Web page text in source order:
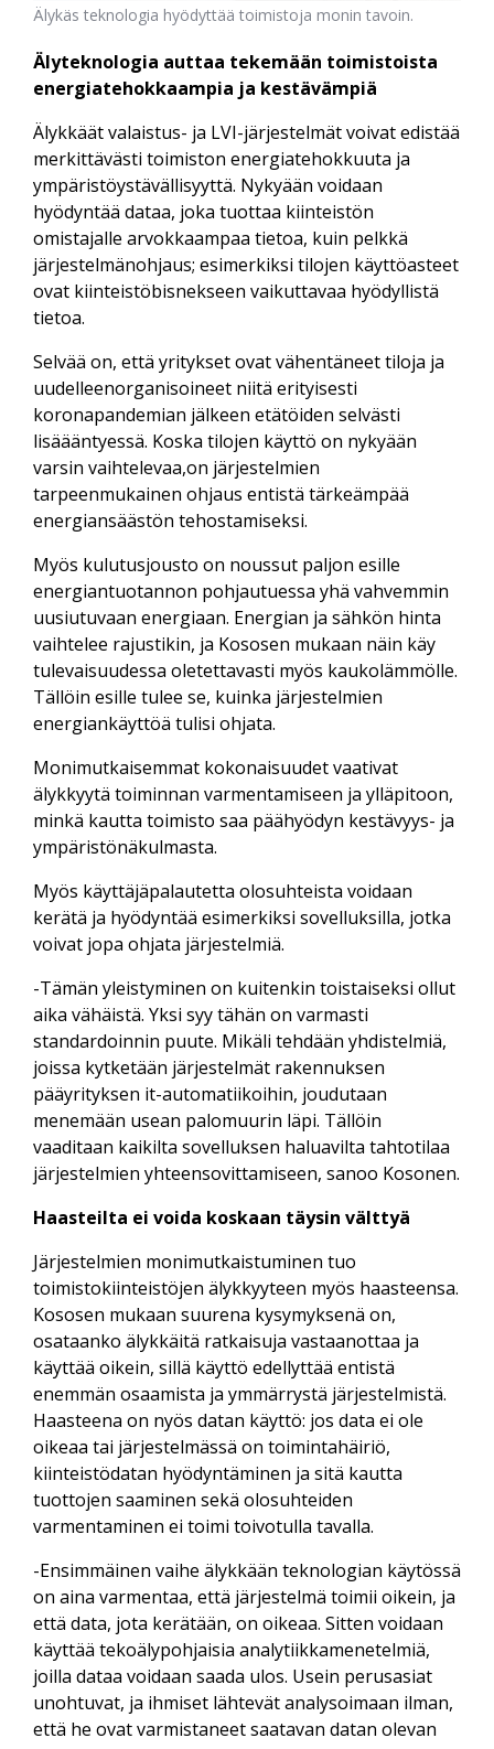
Älykäs teknologia hyödyttää toimistoja monin tavoin.
Älyteknologia auttaa tekemään toimistoista
energiatehokkaampia ja kestävämpiä
Älykkäät valaistus- ja LVI-järjestelmät voivat edistää
merkittävästi toimiston energiatehokkuuta ja
ympäristöystävällisyyttä. Nykyään voidaan
hyödyntää dataa, joka tuottaa kiinteistön
omistajalle arvokkaampaa tietoa, kuin pelkkä
järjestelmänohjaus; esimerkiksi tilojen käyttöasteet
ovat kiinteistöbisnekseen vaikuttavaa hyödyllistä
tietoa.
Selvää on, että yritykset ovat vähentäneet tiloja ja
uudelleenorganisoineet niitä erityisesti
koronapandemian jälkeen etätöiden selvästi
lisäääntyessä. Koska tilojen käyttö on nykyään
varsin vaihtelevaa,on järjestelmien
tarpeenmukainen ohjaus entistä tärkeämpää
energiansäästön tehostamiseksi.
Myös kulutusjousto on noussut paljon esille
energiantuotannon pohjautuessa yhä vahvemmin
uusiutuvaan energiaan. Energian ja sähkön hinta
vaihtelee rajustikin, ja Kososen mukaan näin käy
tulevaisuudessa oletettavasti myös kaukolämmölle.
Tällöin esille tulee se, kuinka järjestelmien
energiankäyttöä tulisi ohjata.
Monimutkaisemmat kokonaisuudet vaativat
älykkyytä toiminnan varmentamiseen ja ylläpitoon,
minkä kautta toimisto saa päähyödyn kestävyys- ja
ympäristönäkulmasta.
Myös käyttäjäpalautetta olosuhteista voidaan
kerätä ja hyödyntää esimerkiksi sovelluksilla, jotka
voivat jopa ohjata järjestelmiä.
-Tämän yleistyminen on kuitenkin toistaiseksi ollut
aika vähäistä. Yksi syy tähän on varmasti
standardoinnin puute. Mikäli tehdään yhdistelmiä,
joissa kytketään järjestelmät rakennuksen
pääyrityksen it-automatiikoihin, joudutaan
menemään usean palomuurin läpi. Tällöin
vaaditaan kaikilta sovelluksen haluavilta tahtotilaa
järjestelmien yhteensovittamiseen, sanoo Kosonen.
Haasteilta ei voida koskaan täysin välttyä
Järjestelmien monimutkaistuminen tuo
toimistokiinteistöjen älykkyyteen myös haasteensa.
Kososen mukaan suurena kysymyksenä on,
osataanko älykkäitä ratkaisuja vastaanottaa ja
käyttää oikein, sillä käyttö edellyttää entistä
enemmän osaamista ja ymmärrystä järjestelmistä.
Haasteena on nyös datan käyttö: jos data ei ole
oikeaa tai järjestelmässä on toimintahäiriö,
kiinteistödatan hyödyntäminen ja sitä kautta
tuottojen saaminen sekä olosuhteiden
varmentaminen ei toimi toivotulla tavalla.
-Ensimmäinen vaihe älykkään teknologian käytössä
on aina varmentaa, että järjestelmä toimii oikein, ja
että data, jota kerätään, on oikeaa. Sitten voidaan
käyttää tekoälypohjaisia analytiikkamenetelmiä,
joilla dataa voidaan saada ulos. Usein perusasiat
unohtuvat, ja ihmiset lähtevät analysoimaan ilman,
että he ovat varmistaneet saatavan datan olevan